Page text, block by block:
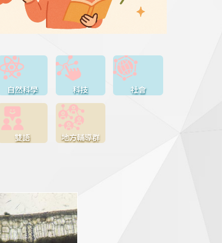
自然科學 科技 社會
雙語 地方輔導群